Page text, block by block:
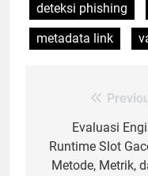
deteksi phishing
metadata link
navigation
Evaluasi
Runtime Slot
Metode, Metrik,